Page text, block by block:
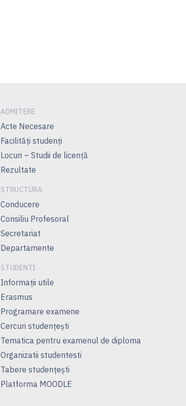
ADMITERE
Acte Necesare
Facilităţi studenţi
Locuri – Studii de licenţă
Rezultate
STRUCTURA
Conducere
Consiliu Profesoral
Secretariat
Departamente
STUDENTI
Informații utile
Erasmus
Programare examene
Cercuri studenţeşti
Tematica pentru examenul de diploma
Organizatii studentesti
Tabere studențești
Platforma MOODLE